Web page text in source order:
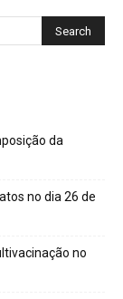
da
no dia 26 de
no